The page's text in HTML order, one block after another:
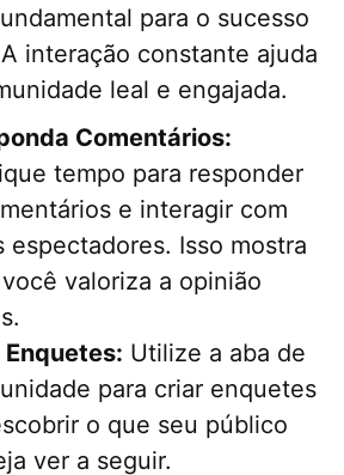
para o sucesso
interação constante ajuda
leal e engajada.
Comentários:
tempo para responder
e interagir com
espectadores. Isso mostra
valoriza a opinião
Enquetes: Utilize a aba de
para criar enquetes
o que seu público
ver a seguir.